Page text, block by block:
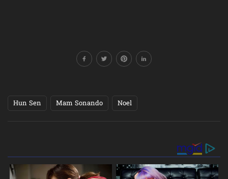
Hun Sen Mam Sonando Noel